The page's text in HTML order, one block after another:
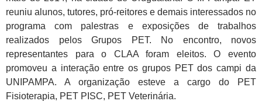
reuniu alunos, tutores, pró-reitores e demais interessados no
programa com palestras e exposições de trabalhos
realizados pelos Grupos PET. No encontro, novos
representantes para o CLAA foram eleitos. O evento
promoveu a interação entre os grupos PET dos campi da
UNIPAMPA. A organização esteve a cargo do PET
Fisioterapia, PET PISC, PET Veterinária.